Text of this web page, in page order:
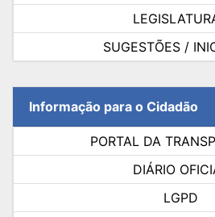
SUGESTÕES /
Informação para o Cidadão
PORTAL DA
DIÁRIO
LGPD